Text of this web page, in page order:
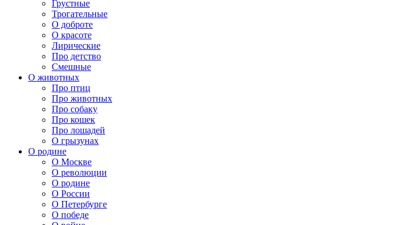
Грустные
Трогательные
О доброте
О красоте
Лирические
Про детство
Смешные
О животных
Про птиц
Про животных
Про собаку
Про кошек
Про лошадей
О грызунах
О родине
О Москве
О революции
О родине
О России
О Петербурге
О победе